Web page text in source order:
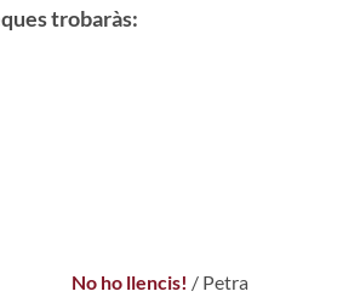
trobaràs:
No ho llencis! / Petra